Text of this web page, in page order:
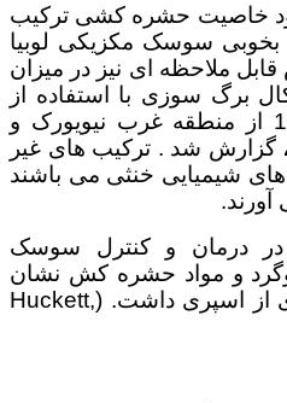
خاصیت حشره کشی ترکیب
بخوبی سوسک مکزیکی لوبیا
ملاحظه ای نیز در میزان
برگ سوزی با استفاده از
ترکیب بردو در سال 1938 از منطقه غرب نیویورک و
اوهایو و نیز در سال 1940، گزارش شد . ترکیب های غیر
شیمیایی خنثی می باشند
درمان و کنترل سوسک
و مواد حشره کش نشان
داد . گرده پاشی اثر کمتری از اسپری داشت. (Huckett,